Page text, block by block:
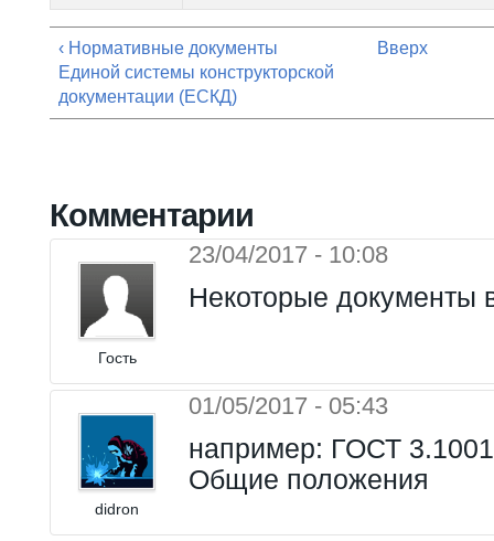
‹ Нормативные документы
Единой системы конструкторской
документации (ЕСКД)
Вверх
Комментарии
Гость
23/04/2017 - 10:08
Некоторые
didron
01/05/2017 - 05:43
например: ГОСТ
Общие положения